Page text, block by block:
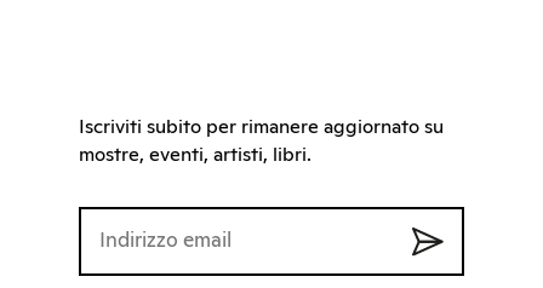
Iscriviti subito per rimanere aggiornato su
mostre, eventi, artisti, libri.